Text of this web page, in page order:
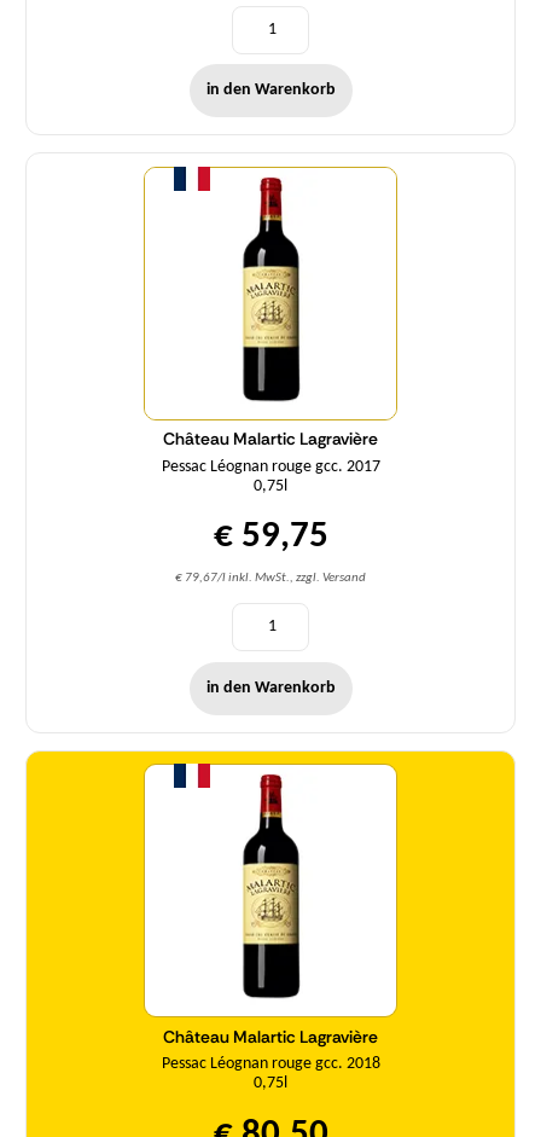
in den Warenkorb
Château Malartic Lagravière
Pessac Léognan rouge gcc. 2017
0,75l
€ 59,75
€ 79,67/l inkl. MwSt., zzgl. Versand
Menge
in den Warenkorb
Château Malartic Lagravière
Pessac Léognan rouge gcc. 2018
0,75l
Menge